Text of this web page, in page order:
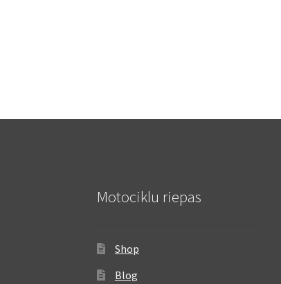
Motociklu riepas
Shop
Blog